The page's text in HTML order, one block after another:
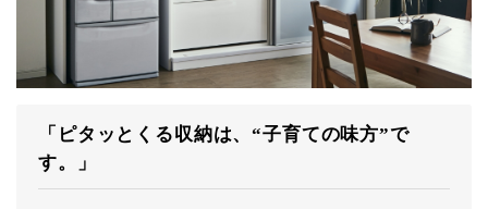
「ピタッとくる収納は、“子育ての味方”で
す。」